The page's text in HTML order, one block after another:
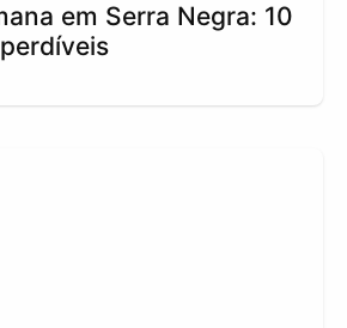
em Serra Negra: 10